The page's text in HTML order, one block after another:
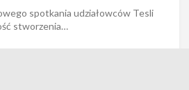
spotkania udziałowców Tesli
stworzenia…